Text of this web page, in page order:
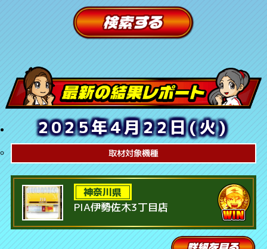
2025年4月22日(火)
取材対象機種
神奈川県
PIA伊勢佐木3丁目店